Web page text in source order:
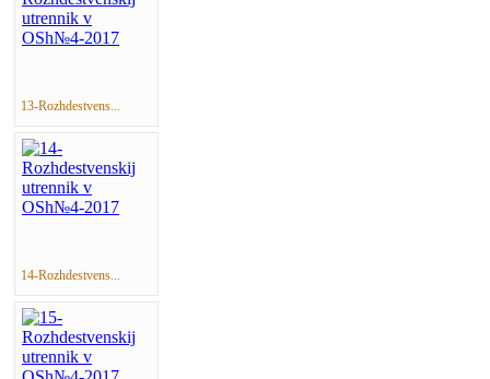
13-Rozhdestvens...
14-Rozhdestvens...